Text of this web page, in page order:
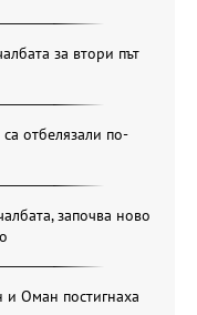
за втори път
отбелязали по-
започва ново
и Оман постигнаха